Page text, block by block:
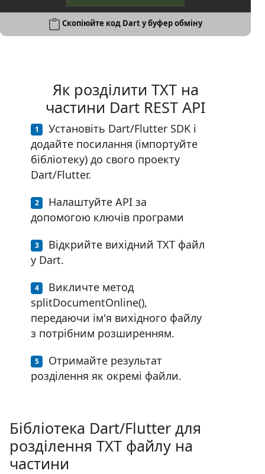
Скопіюйте код Dart у буфер обміну
Як розділити TXT на
частини Dart REST API
Установіть Dart/Flutter SDK і
додайте посилання (імпортуйте
бібліотеку) до свого проекту
Dart/Flutter.
Налаштуйте API за
допомогою ключів програми
Відкрийте вихідний TXT файл
у Dart.
Викличте метод
splitDocumentOnline(),
передаючи ім'я вихідного файлу
з потрібним розширенням.
Отримайте результат
розділення як окремі файли.
Бібліотека Dart/Flutter для
розділення TXT файлу на
частини